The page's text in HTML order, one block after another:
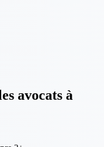
avocats à